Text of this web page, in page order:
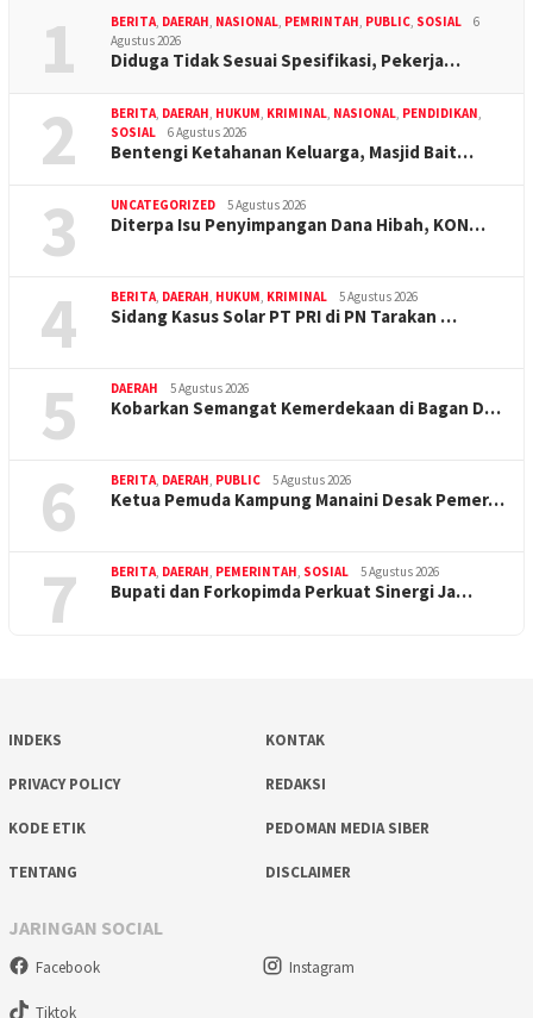
1 BERITA DAERAH NASIONAL PEMRINTAH PUBLIC SOSIAL
6
Agustus 2026
Diduga Tidak Sesuai Spesifikasi, Pekerja…
2 BERITA DAERAH HUKUM KRIMINAL NASIONAL PENDIDIKAN
SOSIAL
6 Agustus 2026
Bentengi Ketahanan Keluarga, Masjid Bait…
3 UNCATEGORIZED 5 Agustus 2026
Diterpa Isu Penyimpangan Dana Hibah, KON…
4 BERITA DAERAH HUKUM KRIMINAL 5 Agustus 2026
Sidang Kasus Solar PT PRI di PN Tarakan …
5 DAERAH 5 Agustus 2026
Kobarkan Semangat Kemerdekaan di Bagan D…
6 BERITA DAERAH PUBLIC 5 Agustus 2026
Ketua Pemuda Kampung Manaini Desak Pemer…
7 BERITA DAERAH PEMERINTAH SOSIAL 5 Agustus 2026
Bupati dan Forkopimda Perkuat Sinergi Ja…
INDEKS KONTAK
PRIVACY POLICY REDAKSI
KODE ETIK PEDOMAN MEDIA SIBER
TENTANG DISCLAIMER
JARINGAN SOCIAL
Facebook Instagram
Tiktok